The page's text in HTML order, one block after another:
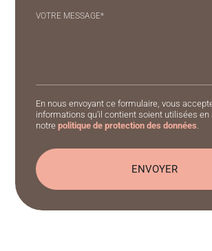
VOTRE MESSAGE*
En nous envoyant ce formulaire, vous
informations qu'il contient soient utilisées en
notrepolitique de protection des données.
ALTERNATIVE: